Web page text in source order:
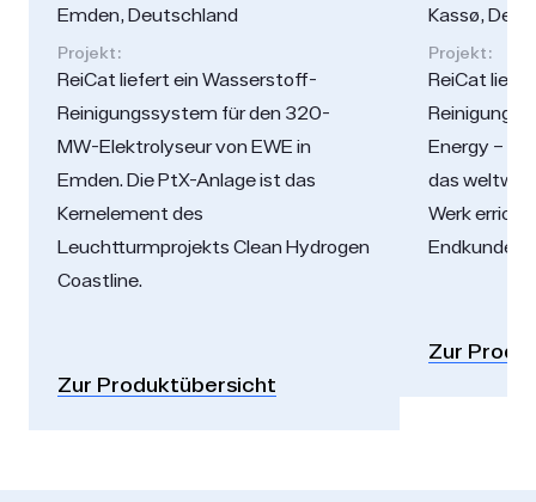
Emden, Deutschland
Projekt:
ReiCat liefert ein Wasserstoff-
Reinigungssystem für den 320-
MW-Elektrolyseur von EWE in
Emden. Die PtX-Anlage ist das
Kernelement des
Leuchtturmprojekts Clean Hydrogen
Coastline.
Zur Produktübersicht
Kassø,
Projekt:
ReiCat
Energy –
das
Werk
Endkunden
Zur